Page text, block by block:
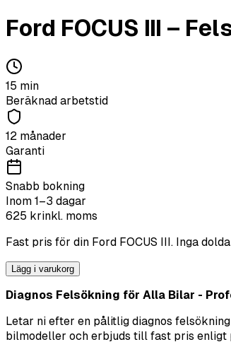
Ford FOCUS III –
15 min
Beräknad arbetstid
12 månader
Garanti
Snabb bokning
Inom 1–3 dagar
625 krinkl. moms
Fast pris för din Ford FOCUS III. Inga
Lägg i varukorg
Diagnos Felsökning för Alla Bilar -
Letar ni efter en pålitlig diagnos
bilmodeller och erbjuds till fast pris enligt